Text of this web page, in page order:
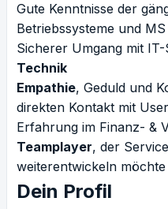
Gute Kenntnisse der
Betriebssysteme und
Sicherer Umgang mit
Technik
Empathie, Geduld und
direkten Kontakt mit
Erfahrung im Finanz- &
Teamplayer, der
weiterentwickeln möchte
Dein Profil